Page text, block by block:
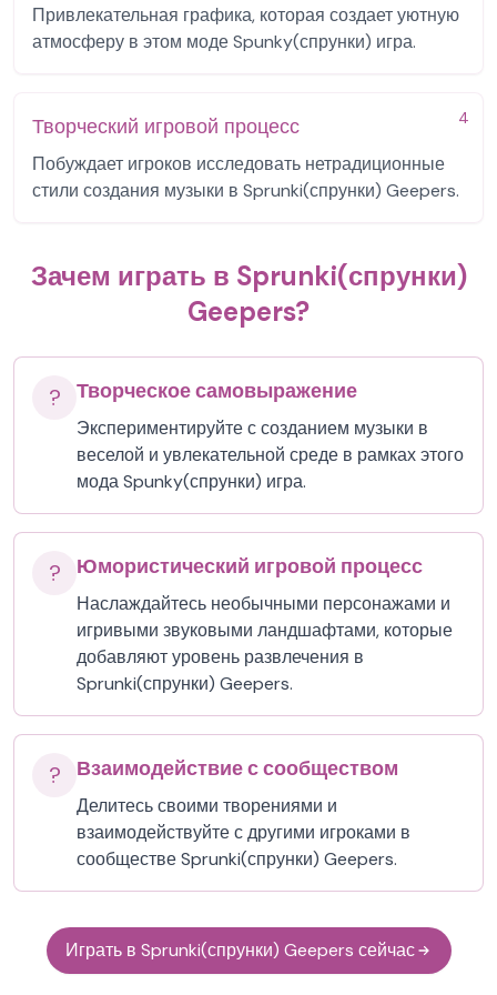
Привлекательная графика, которая создает уютную
атмосферу в этом моде Spunky(спрунки) игра.
4
Творческий игровой процесс
Побуждает игроков исследовать нетрадиционные
стили создания музыки в Sprunki(спрунки) Geepers.
Зачем играть в Sprunki(спрунки)
Geepers?
? Творческое самовыражение
Экспериментируйте с созданием музыки в
веселой и увлекательной среде в рамках этого
мода Spunky(спрунки) игра.
? Юмористический игровой процесс
Наслаждайтесь необычными персонажами и
игривыми звуковыми ландшафтами, которые
добавляют уровень развлечения в
Sprunki(спрунки) Geepers.
? Взаимодействие с сообществом
Делитесь своими творениями и
взаимодействуйте с другими игроками в
сообществе Sprunki(спрунки) Geepers.
Играть в Sprunki(спрунки) Geepers сейчас